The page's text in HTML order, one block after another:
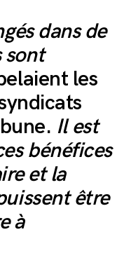
dans de
sont
les
Il est
bénéfices
et la
être
à